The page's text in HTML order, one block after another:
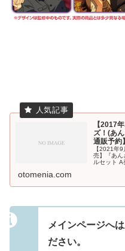
【2017
ズ！(あ
通販予約】
【2021年
売】『あん
ルセット
otomenia.com
メインページへ
ださい。